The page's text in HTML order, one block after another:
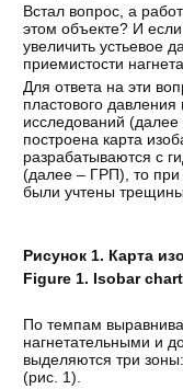
Встал вопрос, а
этом объекте? И
увеличить устьевое
приемистости
Для ответа на эти
пластового
исследований
построена карта
разрабатываются с
(далее – ГРП), то при
были учтены
Рисунок 1. Карта
Figure 1. Isobar
По темпам
нагнетательными и
выделяются три
(рис. 1).